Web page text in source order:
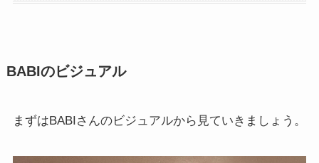
BABIのビジュアル
まずはBABIさんのビジュアルから見ていきましょう。